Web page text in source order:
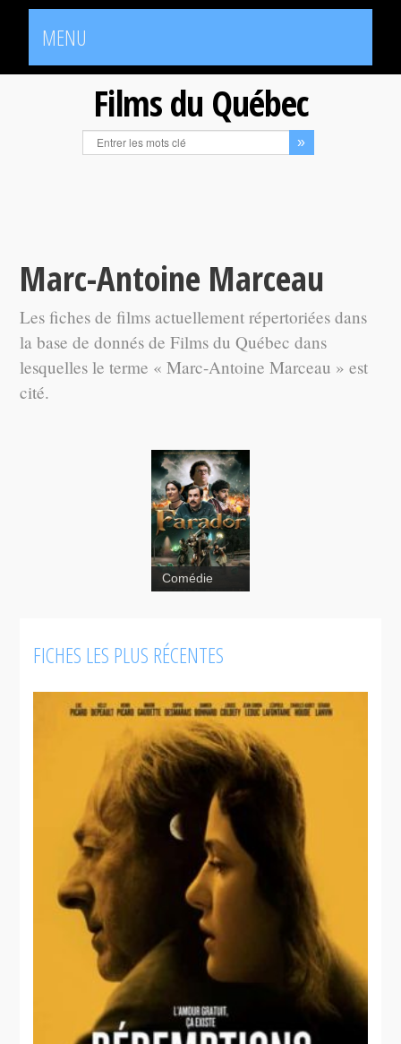
MENU
Films du Québec
Marc-Antoine Marceau
Les fiches de films actuellement répertoriées dans
la base de donnés de Films du Québec dans
lesquelles le terme « Marc-Antoine Marceau » est
cité.
Feuilles
Comédie
FICHES LES PLUS RÉCENTES